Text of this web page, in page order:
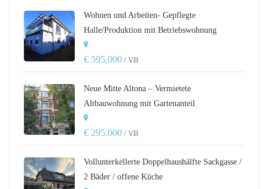
Wohnen und Arbeiten- Gepflegte
Halle/Produktion mit Betriebswohnung
€ 595.000 / VB
Neue Mitte Altona – Vermietete
Altbauwohnung mit Gartenanteil
€ 295.000 / VB
Vollunterkellerte Doppelhaushälfte Sackgasse /
2 Bäder / offene Küche